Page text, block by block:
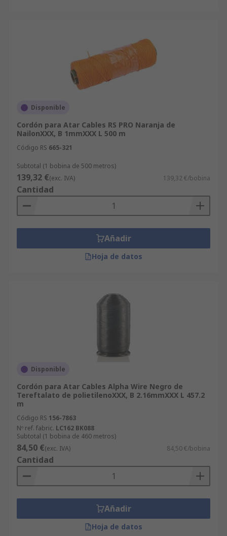
Disponible
Cordón para Atar Cables RS PRO Naranja de
NailonXXX, B 1mmXXX L 500 m
Código RS 665-321
Subtotal (1 bobina de 500 metros)
139,32 €(exc. IVA) 139,32 €/bobina
Cantidad
Añadir
Hoja de datos
Disponible
Cordón para Atar Cables Alpha Wire Negro de
Tereftalato de polietilenoXXX, B 2.16mmXXX L 457.2
m
Código RS 156-7863
Nº ref. fabric. LC162 BK088
Subtotal (1 bobina de 460 metros)
84,50 €(exc. IVA) 84,50 €/bobina
Cantidad
Añadir
Hoja de datos